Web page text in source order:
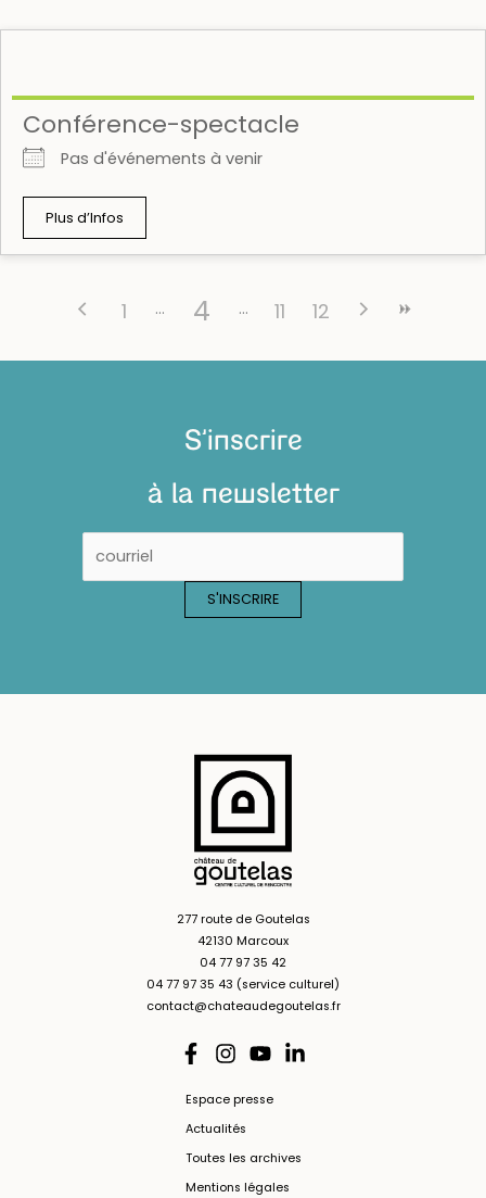
Conférence-spectacle
Pas d'événements à venir
Plus d’Infos
1 4 11 12
S'inscrire
à la newsletter
277 route de Goutelas
42130 Marcoux
04 77 97 35 42
04 77 97 35 43 (service culturel)
contact@chateaudegoutelas.fr
Espace presse
Actualités
Toutes les archives
Mentions légales